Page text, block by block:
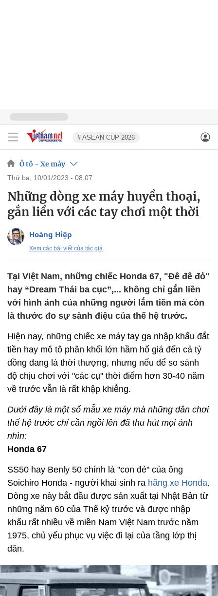
# ASEAN CUP 2026
Ô tô - Xe máy
thứ ba, 10/01/2023 - 08:07
Những dòng xe máy huyền thoại,
gắn liền với các tay chơi một thời
Hoàng Hiệp
Xem các bài viết của tác giả
Tại Việt Nam, những chiếc Honda 67, "Đê đê đỏ"
hay “Dream Thái ba cục”,... không chỉ gắn liền
với hình ảnh của những người lắm tiền mà còn
là thước đo sự sành điệu của thế hệ trước.
Hiện nay, những chiếc xe máy tay ga nhập khẩu đắt
tiền hay mô tô phân khối lớn hầm hố giá đến cả tỷ
đồng đang là thời thượng, nhưng nếu để so sánh
độ chịu chơi với "các cụ" thời điểm hơn 30-40 năm
về trước vẫn là rất khập khiễng.
Dưới đây là một số mẫu xe máy mà những dân chơi
thế hệ trước chỉ cần ngồi lên đã thu hút mọi ánh
nhìn:
Honda 67
SS50 hay Benly 50 chính là "con đẻ" của ông
Soichiro Honda - người khai sinh ra hãng xe Honda.
Dòng xe này bắt đầu được sản xuất tại Nhật Bản từ
những năm 60 của Thế kỷ trước và được nhập
khẩu rất nhiều về miền Nam Việt Nam trước năm
1975, chủ yếu phục vụ việc đi lại của tầng lớp thị
dân.